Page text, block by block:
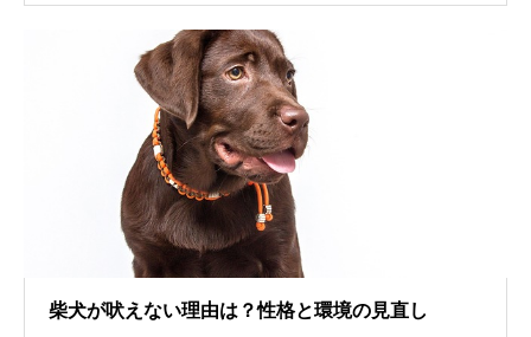
柴犬が吠えない理由は？性格と環境の見直し